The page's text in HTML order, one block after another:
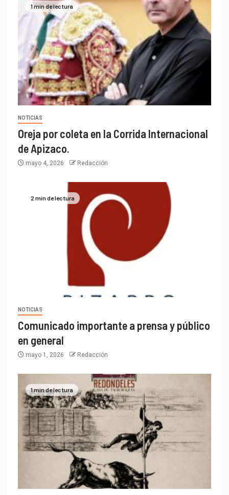
1 min de lectura
NOTICIAS
Oreja por coleta en la Corrida Internacional
de Apizaco.
mayo 4, 2026 Redacción
2 min de lectura
NOTICIAS
Comunicado importante a prensa y público
en general
mayo 1, 2026 Redacción
1 min de lectura